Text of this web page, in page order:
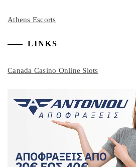
Athens Escorts
LINKS
Canada Casino Online Slots